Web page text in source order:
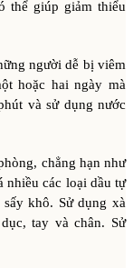
thể giúp giảm thiểu
người dễ bị viêm
hoặc hai ngày mà
và sử dụng nước
chẳng hạn như
nhiều các loại dầu tự
khô. Sử dụng xà
tay và chân. Sử